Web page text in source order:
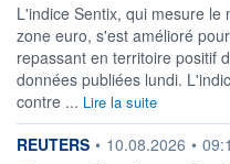
L'indice Sentix, qui ‌mesure le
zone euro, s'est amélioré
repassant en territoire positif
données publiées lundi.
contre ... Lire la suite
information fournie par
REUTERS • 10.08.2026 •